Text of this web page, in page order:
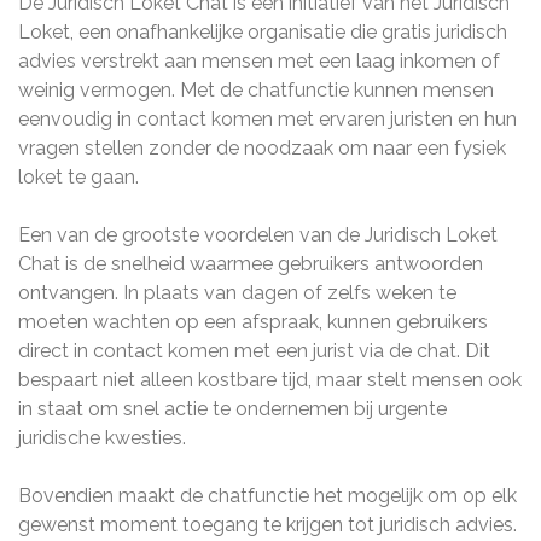
Loket, een onafhankelijke organisatie die gratis juridisch
advies verstrekt aan mensen met een laag inkomen of
weinig vermogen. Met de chatfunctie kunnen mensen
eenvoudig in contact komen met ervaren juristen en hun
vragen stellen zonder de noodzaak om naar een fysiek
loket te gaan.
Een van de grootste voordelen van de Juridisch Loket
Chat is de snelheid waarmee gebruikers antwoorden
ontvangen. In plaats van dagen of zelfs weken te
moeten wachten op een afspraak, kunnen gebruikers
direct in contact komen met een jurist via de chat. Dit
bespaart niet alleen kostbare tijd, maar stelt mensen ook
in staat om snel actie te ondernemen bij urgente
juridische kwesties.
Bovendien maakt de chatfunctie het mogelijk om op elk
gewenst moment toegang te krijgen tot juridisch advies.